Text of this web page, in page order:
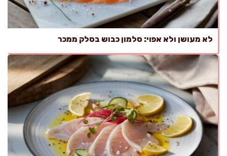
לא מעושן ולא אפוי: סלמון כבוש בסלק ממכר